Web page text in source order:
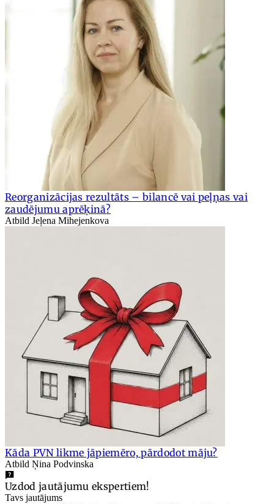
Reorganizācijas rezultāts – bilancē vai peļņas vai
zaudējumu aprēķinā?
Atbild Jeļena Mihejenkova
Kāda PVN likme jāpiemēro, pārdodot māju?
Atbild Ņina Podvinska
Uzdod jautājumu ekspertiem!
Tavs jautājums